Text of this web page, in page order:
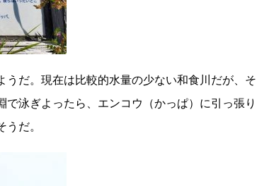
うだ。現在は比較的水量の少ない和食川だが、そ
泳ぎよったら、エンコウ（かっぱ）に引っ張り
だ。